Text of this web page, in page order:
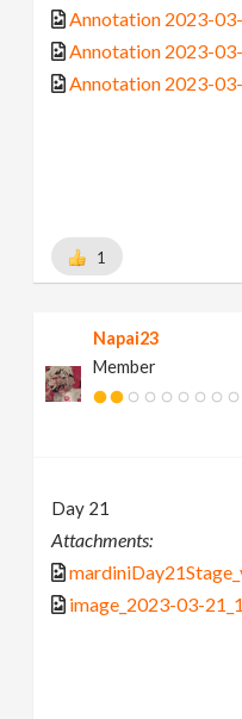
Annotation 2023-
Annotation 2023-
Annotation 2023-
1
Napai23
Member
Day 21
Attachments:
image_2023-03-